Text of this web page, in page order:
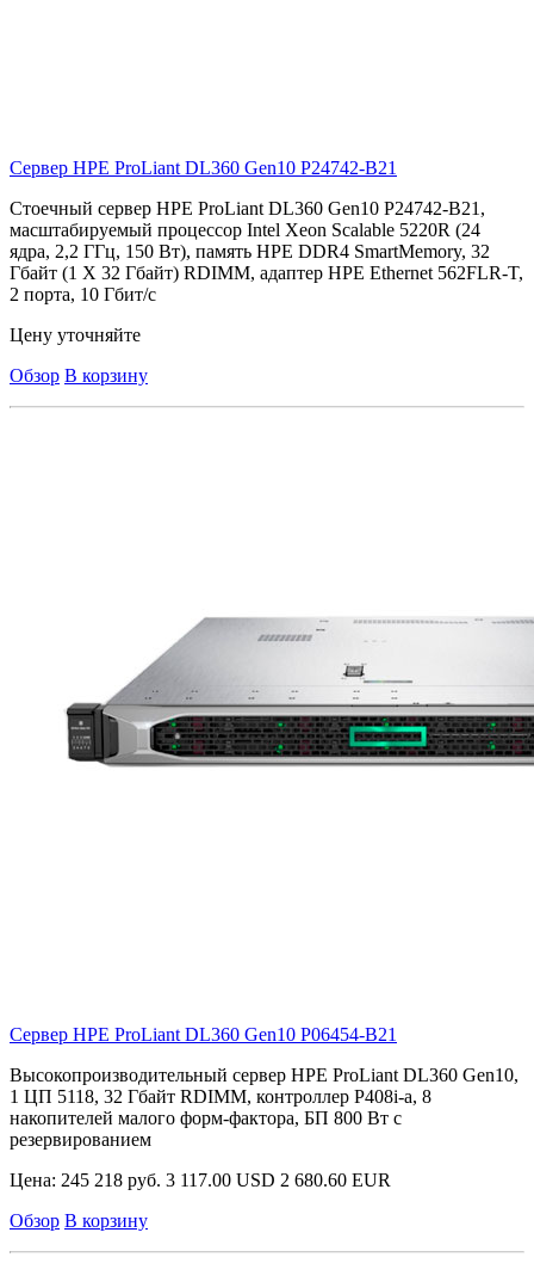
Сервер HPE ProLiant DL360 Gen10 P24742-B21
Стоечный сервер HPE ProLiant DL360 Gen10 P24742-B21,
масштабируемый процессор Intel Xeon Scalable 5220R (24
ядра, 2,2 ГГц, 150 Вт), память HPE DDR4 SmartMemory, 32
Гбайт (1 X 32 Гбайт) RDIMM, адаптер HPE Ethernet 562FLR-T,
2 порта, 10 Гбит/с
Цену уточняйте
Обзор В корзину
Сервер HPE ProLiant DL360 Gen10 P06454-B21
Высокопроизводительный сервер HPE ProLiant DL360 Gen10,
1 ЦП 5118, 32 Гбайт RDIMM, контроллер P408i-a, 8
накопителей малого форм-фактора, БП 800 Вт с
резервированием
Цена: 245 218 руб. 3 117.00 USD 2 680.60 EUR
Обзор В корзину